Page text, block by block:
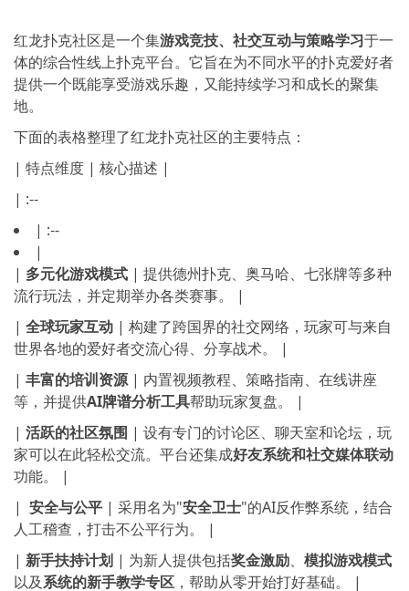
红龙扑克社区是一个集游戏竞技、社交互动与策略学习于一
体的综合性线上扑克平台。它旨在为不同水平的扑克爱好者
提供一个既能享受游戏乐趣，又能持续学习和成长的聚集
地。
下面的表格整理了红龙扑克社区的主要特点：
| 特点维度 | 核心描述 |
| :--
| :--
|
| 多元化游戏模式 | 提供德州扑克、奥马哈、七张牌等多种
流行玩法，并定期举办各类赛事。 |
| 全球玩家互动 | 构建了跨国界的社交网络，玩家可与来自
世界各地的爱好者交流心得、分享战术。 |
| 丰富的培训资源| 内置视频教程、策略指南、在线讲座
等，并提供AI牌谱分析工具帮助玩家复盘。 |
| 活跃的社区氛围 | 设有专门的讨论区、聊天室和论坛，玩
家可以在此轻松交流。平台还集成好友系统和社交媒体联动
功能。 |
| ️ 安全与公平 | 采用名为"安全卫士"的AI反作弊系统，结合
人工稽查，打击不公平行为。 |
| 新手扶持计划 | 为新人提供包括奖金激励、 模拟游戏模式
以及系统的新手教学专区 ，帮助从零开始打好基础。 |